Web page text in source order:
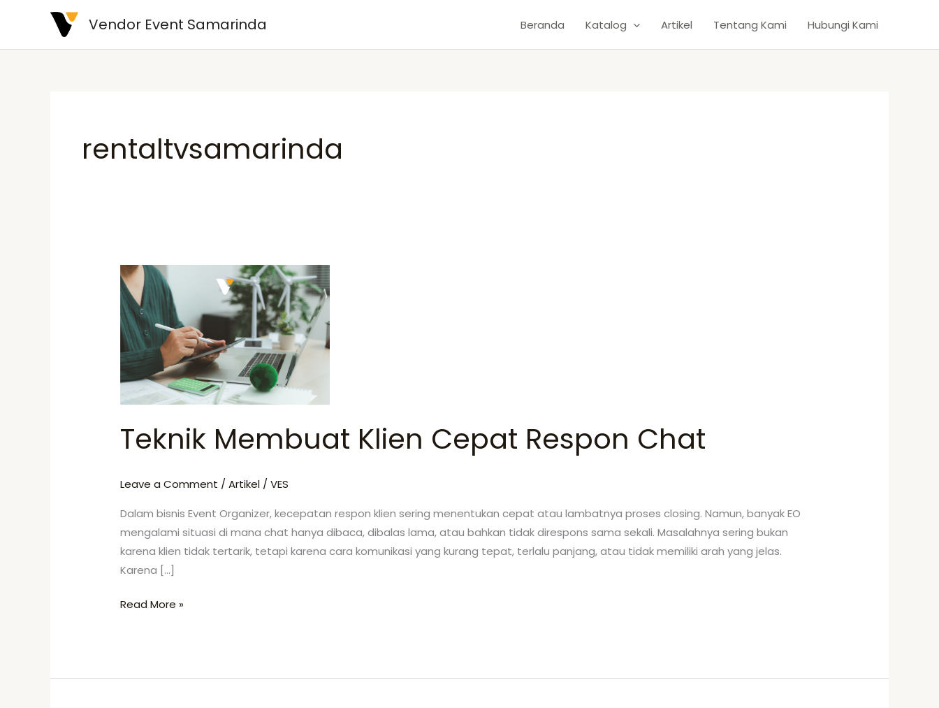
content
Vendor Event Samarinda Beranda Katalog Artikel Tentang Kami Hubungi Kami
rentaltvsamarinda
Teknik Membuat Klien Cepat Respon Chat
Leave a Comment /Artikel /VES
Dalam bisnis Event Organizer, kecepatan respon klien sering menentukan cepat atau lambatnya proses closing. Namun, banyak EO
mengalami situasi di mana chat hanya dibaca, dibalas lama, atau bahkan tidak direspons sama sekali. Masalahnya sering bukan
karena klien tidak tertarik, tetapi karena cara komunikasi yang kurang tepat, terlalu panjang, atau tidak memiliki arah yang jelas.
Karena […]
Teknik
Membuat
Klien
Cepat
Respon
Chat
Read More »